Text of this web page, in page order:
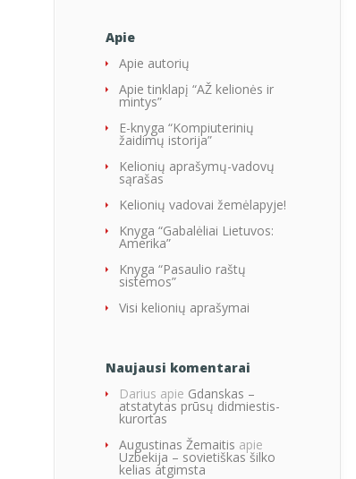
Apie
Apie autorių
Apie tinklapį “AŽ kelionės ir
mintys”
E-knyga “Kompiuterinių
žaidimų istorija”
Kelionių aprašymų-vadovų
sąrašas
Kelionių vadovai žemėlapyje!
Knyga “Gabalėliai Lietuvos:
Amerika”
Knyga “Pasaulio raštų
sistemos”
Visi kelionių aprašymai
Naujausi komentarai
Darius apie Gdanskas –
atstatytas prūsų didmiestis-
kurortas
Augustinas Žemaitis apie
Uzbekija – sovietiškas šilko
kelias atgimsta